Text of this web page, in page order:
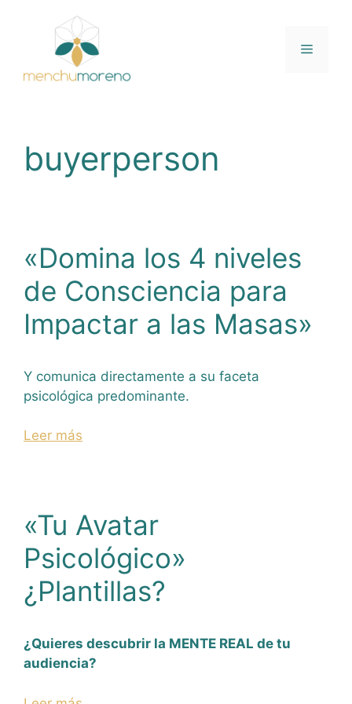
contenido
Menú
buyerperson
«Domina los 4 niveles
de Consciencia para
Impactar a las Masas»
Y comunica directamente a su faceta
psicológica predominante.
Leer más
«Tu Avatar
Psicológico»
¿Plantillas?
¿Quieres descubrir la MENTE REAL de tu
audiencia?